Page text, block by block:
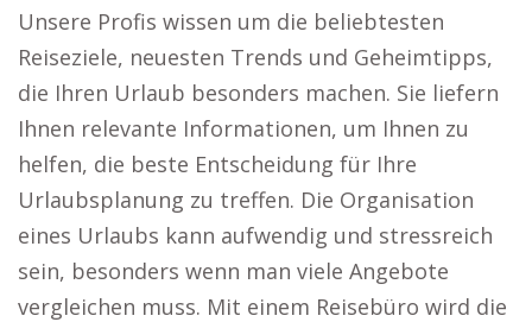
Unsere Profis wissen um die beliebtesten
Reiseziele, neuesten Trends und Geheimtipps,
die Ihren Urlaub besonders machen. Sie liefern
Ihnen relevante Informationen, um Ihnen zu
helfen, die beste Entscheidung für Ihre
Urlaubsplanung zu treffen. Die Organisation
eines Urlaubs kann aufwendig und stressreich
sein, besonders wenn man viele Angebote
vergleichen muss. Mit einem Reisebüro wird die